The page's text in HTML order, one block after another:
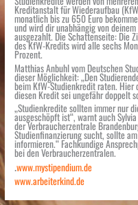
Kreditanstalt für Wiederaufbau
monatlich bis zu 650 Euro
und wird dir unabhängig von
ausgezahlt. Die Schattenseite: Die
des KfW-Kredits wird alle sechs
Prozent.
Matthias Anbuhl vom Deutschen
dieser Möglichkeit: „Den
beim KfW-Studienkredit raten. Hier
diesen Kredit sei ungefähr doppelt
„Studienkredite sollten immer nur
ausgeschöpft ist“, warnt auch
der Verbraucherzentrale
Studienfinanzierung sucht, sollte
informieren.“ Fachkundige
bei den Verbraucherzentralen.
.www.mystipendium.de
www.arbeiterkind.de